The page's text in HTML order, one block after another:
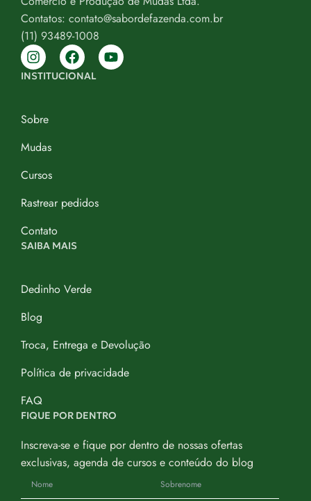
Contatos: contato@sabordefazenda.com.br
(11) 93489-1008
INSTITUCIONAL
Sobre
Mudas
Cursos
Rastrear pedidos
Contato
SAIBA MAIS
Dedinho Verde
Blog
Troca, Entrega e Devolução
Política de privacidade
FAQ
FIQUE POR DENTRO
Inscreva-se e fique por dentro de nossas ofertas
exclusivas, agenda de cursos e conteúdo do blog